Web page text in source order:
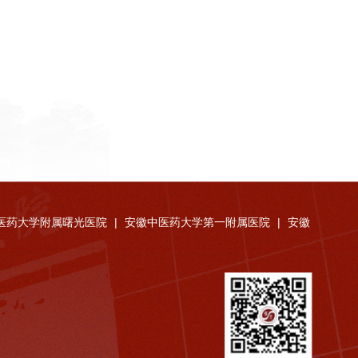
药大学附属曙光医院 | 安徽中医药大学第一附属医院 | 安徽